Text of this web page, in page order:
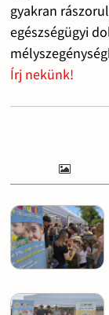
gyakran
egészségügyi
Írj nekünk!